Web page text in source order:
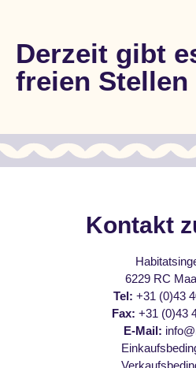
Derzeit gibt
freien Stellen
Kontakt
6229 RC
Tel: +31 (0)43
Fax: +31 (0)43
E-Mail: